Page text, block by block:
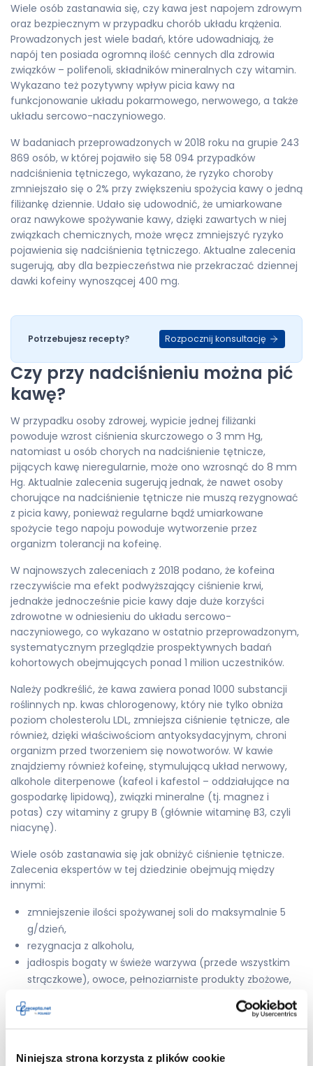
Niniejsza strona korzysta z plików cookie
Wiele osób zastanawia się, czy kawa jest napojem zdrowym
oraz bezpiecznym w przypadku chorób układu krążenia.
Prowadzonych jest wiele badań, które udowadniają, że
napój ten posiada ogromną ilość cennych dla zdrowia
związków – polifenoli, składników mineralnych czy witamin.
Wykazano też pozytywny wpływ picia kawy na
funkcjonowanie układu pokarmowego, nerwowego, a także
układu sercowo-naczyniowego.
W badaniach przeprowadzonych w 2018 roku na grupie 243
869 osób, w której pojawiło się 58 094 przypadków
nadciśnienia tętniczego, wykazano, że ryzyko choroby
zmniejszało się o 2% przy zwiększeniu spożycia kawy o jedną
filiżankę dziennie. Udało się udowodnić, że umiarkowane
oraz nawykowe spożywanie kawy, dzięki zawartych w niej
związkach chemicznych, może wręcz zmniejszyć ryzyko
pojawienia się nadciśnienia tętniczego. Aktualne zalecenia
sugerują, aby dla bezpieczeństwa nie przekraczać dziennej
dawki kofeiny wynoszącej 400 mg.
Potrzebujesz recepty? Rozpocznij konsultację
Czy przy nadciśnieniu można pić
kawę?
W przypadku osoby zdrowej, wypicie jednej filiżanki
powoduje wzrost ciśnienia skurczowego o 3 mm Hg,
natomiast u osób chorych na nadciśnienie tętnicze,
pijących kawę nieregularnie, może ono wzrosnąć do 8 mm
Hg. Aktualnie zalecenia sugerują jednak, że nawet osoby
chorujące na nadciśnienie tętnicze nie muszą rezygnować
z picia kawy, ponieważ regularne bądź umiarkowane
spożycie tego napoju powoduje wytworzenie przez
organizm tolerancji na kofeinę.
W najnowszych zaleceniach z 2018 podano, że kofeina
rzeczywiście ma efekt podwyższający ciśnienie krwi,
jednakże jednocześnie picie kawy daje duże korzyści
zdrowotne w odniesieniu do układu sercowo-
naczyniowego, co wykazano w ostatnio przeprowadzonym,
systematycznym przeglądzie prospektywnych badań
kohortowych obejmujących ponad 1 milion uczestników.
Należy podkreślić, że kawa zawiera ponad 1000 substancji
roślinnych np. kwas chlorogenowy, który nie tylko obniża
poziom cholesterolu LDL, zmniejsza ciśnienie tętnicze, ale
również, dzięki właściwościom antyoksydacyjnym, chroni
organizm przed tworzeniem się nowotworów. W kawie
znajdziemy również kofeinę, stymulującą układ nerwowy,
alkohole diterpenowe (kafeol i kafestol – oddziałujące na
gospodarkę lipidową), związki mineralne (tj. magnez i
potas) czy witaminy z grupy B (głównie witaminę B3, czyli
niacynę).
Wiele osób zastanawia się jak obniżyć ciśnienie tętnicze.
Zalecenia ekspertów w tej dziedzinie obejmują między
innymi:
zmniejszenie ilości spożywanej soli do maksymalnie 5
g/dzień,
rezygnacja z alkoholu,
jadłospis bogaty w świeże warzywa (przede wszystkim
strączkowe), owoce, pełnoziarniste produkty zbożowe,
nabiał o obniżonej zawartości tłuszczu,
regularna aktywność fizyczna,